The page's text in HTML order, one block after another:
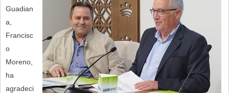
Guadian
a,
Francisc
o
Moreno,
ha
agradeci